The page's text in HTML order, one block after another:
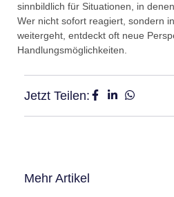
sinnbildlich für Situationen, in
Wer nicht sofort reagiert, sondern
weitergeht, entdeckt oft neue
Handlungsmöglichkeiten.
Jetzt Teilen:
Mehr Artikel